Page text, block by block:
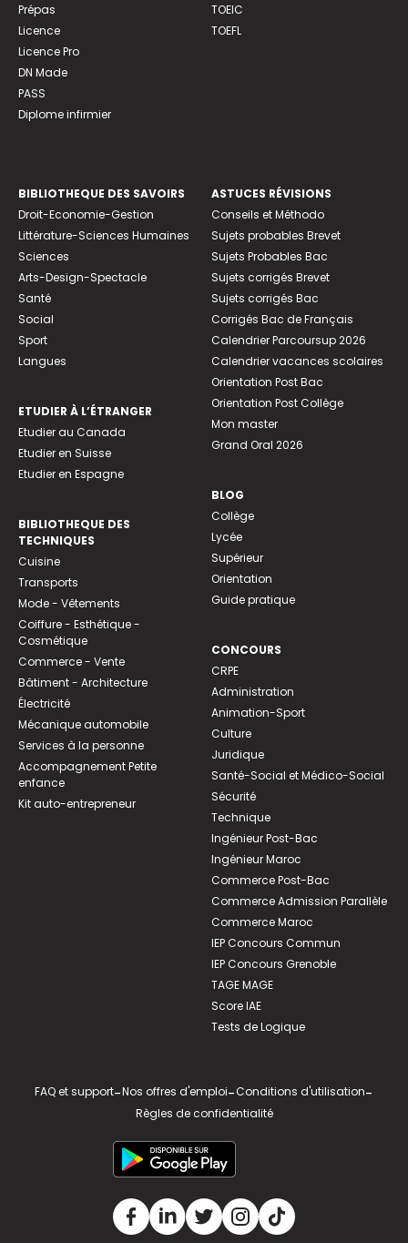
Prépas
Licence
Licence Pro
DN Made
PASS
Diplome infirmier
TOEIC
TOEFL
BIBLIOTHEQUE DES SAVOIRS
Droit-Economie-Gestion
Littérature-Sciences Humaines
Sciences
Arts-Design-Spectacle
Santé
Social
Sport
Langues
ETUDIER À L’ÉTRANGER
Etudier au Canada
Etudier en Suisse
Etudier en Espagne
BIBLIOTHEQUE DES
TECHNIQUES
Cuisine
Transports
Mode - Vêtements
Coiffure - Esthétique -
Cosmétique
Commerce - Vente
Bâtiment - Architecture
Électricité
Mécanique automobile
Services à la personne
Accompagnement Petite
enfance
Kit auto-entrepreneur
ASTUCES RÉVISIONS
Conseils et Méthodo
Sujets probables Brevet
Sujets Probables Bac
Sujets corrigés Brevet
Sujets corrigés Bac
Corrigés Bac de Français
Calendrier Parcoursup 2026
Calendrier vacances scolaires
Orientation Post Bac
Orientation Post Collège
Mon master
Grand Oral 2026
BLOG
Collège
Lycée
Supérieur
Orientation
Guide pratique
CONCOURS
CRPE
Administration
Animation-Sport
Culture
Juridique
Santé-Social et Médico-Social
Sécurité
Technique
Ingénieur Post-Bac
Ingénieur Maroc
Commerce Post-Bac
Commerce Admission Parallèle
Commerce Maroc
IEP Concours Commun
IEP Concours Grenoble
TAGE MAGE
Score IAE
Tests de Logique
FAQ et support-Nos offres d'emploi-Conditions d'utilisation-
Règles de confidentialité